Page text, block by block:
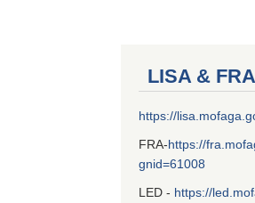
LISA &
https://
FRA-https://
gnid=61008
LED - https://